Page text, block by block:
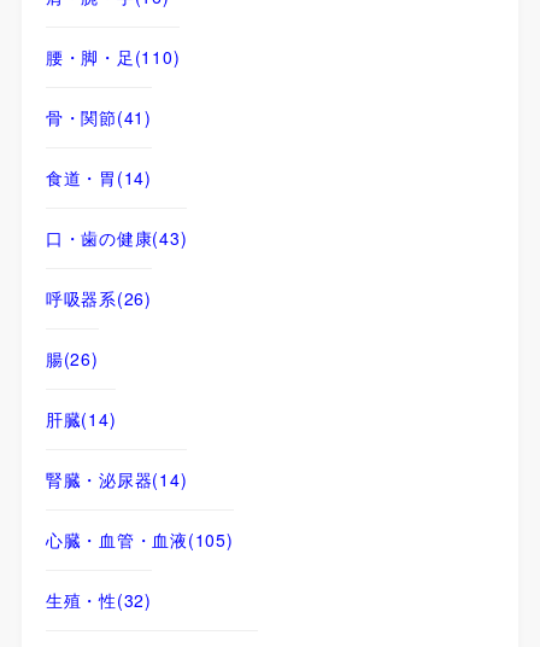
腰・脚・足 (110)
骨・関節(41)
食道・胃 (14)
口・歯の健康(43)
呼吸器系(26)
腸(26)
肝臓(14)
腎臓・泌尿器(14)
心臓・血管・血液(105)
生殖・性(32)